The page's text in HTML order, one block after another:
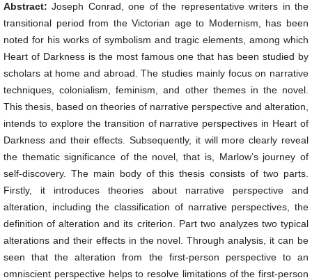
Abstract:Joseph Conrad, one of the representative writers in the
transitional period from the Victorian age to Modernism, has been
noted for his works of symbolism and tragic elements, among which
Heart of Darkness is the most famous one that has been studied by
scholars at home and abroad. The studies mainly focus on narrative
techniques, colonialism, feminism, and other themes in the novel.
This thesis, based on theories of narrative perspective and alteration,
intends to explore the transition of narrative perspectives in Heart of
Darkness and their effects. Subsequently, it will more clearly reveal
the thematic significance of the novel, that is, Marlow’s journey of
self-discovery. The main body of this thesis consists of two parts.
Firstly, it introduces theories about narrative perspective and
alteration, including the classification of narrative perspectives, the
definition of alteration and its criterion. Part two analyzes two typical
alterations and their effects in the novel. Through analysis, it can be
seen that the alteration from the first-person perspective to an
omniscient perspective helps to resolve limitations of the first-person